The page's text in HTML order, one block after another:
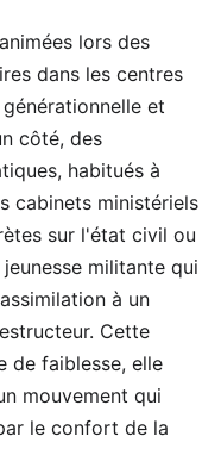
lors des
dans les centres
et
côté, des
habitués à
cabinets ministériels
sur l'état civil ou
militante qui
à un
Cette
de faiblesse, elle
mouvement qui
le confort de la